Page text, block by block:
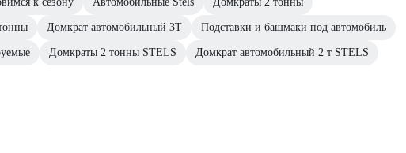
Домкрат автомобильный 3Т Подставки и башмаки под автомобиль
Домкраты 2 тонны STELS Домкрат автомобильный 2 т STELS